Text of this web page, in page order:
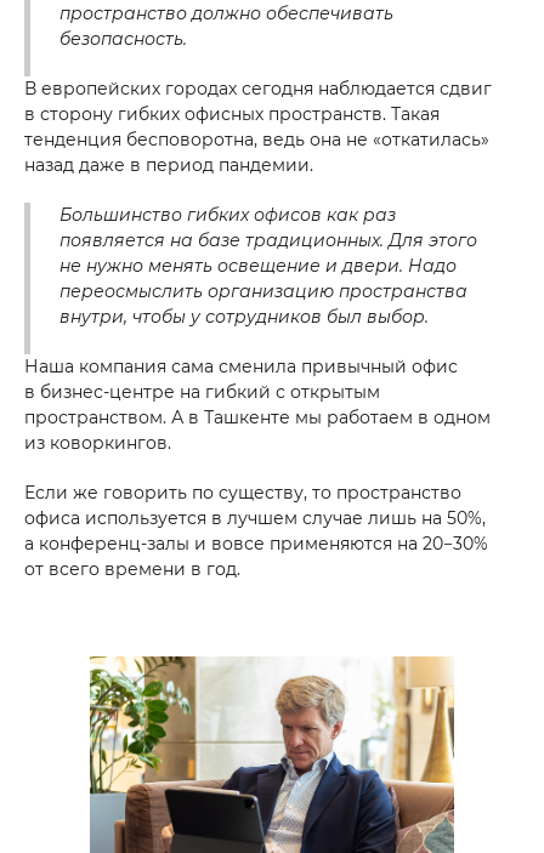
пространство должно обеспечивать
безопасность.
В европейских городах сегодня наблюдается сдвиг
в сторону гибких офисных пространств. Такая
тенденция бесповоротна, ведь она не «откатилась»
назад даже в период пандемии.
Большинство гибких офисов как раз
появляется на базе традиционных. Для этого
не нужно менять освещение и двери. Надо
переосмыслить организацию пространства
внутри, чтобы у сотрудников был выбор.
Наша компания сама сменила привычный офис
в бизнес-центре на гибкий с открытым
пространством. А в Ташкенте мы работаем в одном
из коворкингов.
Если же говорить по существу, то пространство
офиса используется в лучшем случае лишь на 50%,
а конференц-залы и вовсе применяются на 20−30%
от всего времени в год.
+998 93 111 68 22
info@cmwp.uz
Офис 89